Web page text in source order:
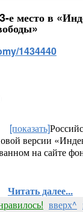
е место в
1434440
[показать]
версии
на сайте
Читать далее...
вверх^